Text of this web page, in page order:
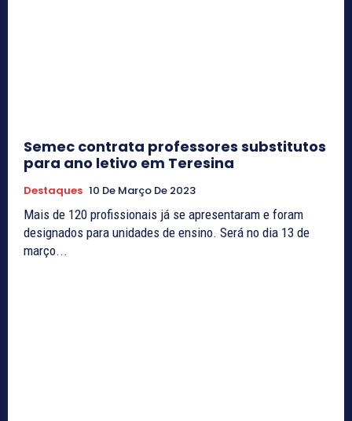
Semec contrata professores substitutos
para ano letivo em Teresina
Destaques 10 De Março De 2023
Mais de 120 profissionais já se apresentaram e foram
designados para unidades de ensino. Será no dia 13 de
março...